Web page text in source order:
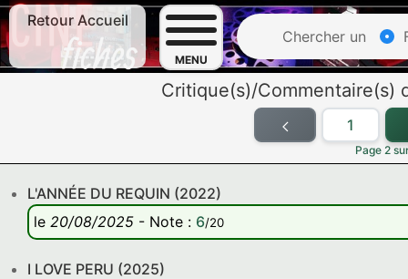
Retour Accueil
MENU
Chercher un
Critique(s)/Commentaire(s)
1
Page 2
L'ANNÉE DU REQUIN (2022)
le 20/08/2025 - Note : 6/20
I LOVE PERU (2025)